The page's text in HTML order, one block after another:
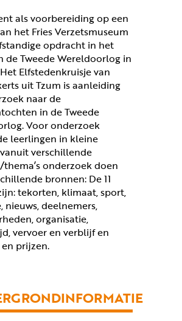
als voorbereiding op een
het Fries Verzetsmuseum
opdracht in het
de Tweede Wereldoorlog in
Elfstedenkruisje van
uit Tzum is aanleiding
naar de
in de Tweede
Voor onderzoek
leerlingen in kleine
verschillende
onderzoek doen
bronnen: De 11
tekorten, klimaat, sport,
nieuws, deelnemers,
organisatie,
vervoer en verblijf en
prijzen.